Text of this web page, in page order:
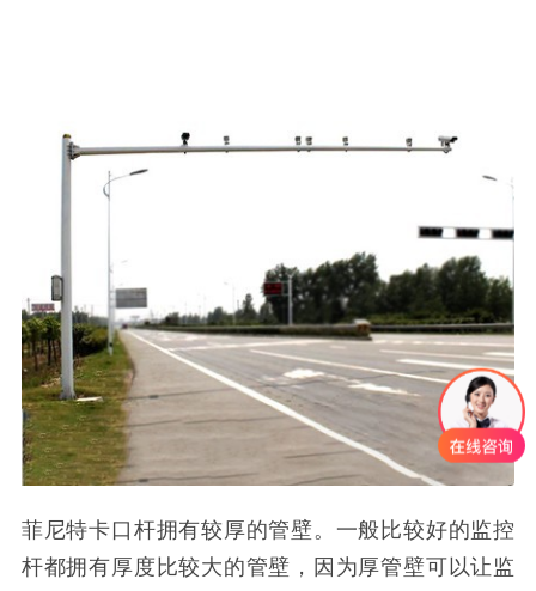
菲尼特卡口杆拥有较厚的管壁。一般比较好的监控
杆都拥有厚度比较大的管壁，因为厚管壁可以让监